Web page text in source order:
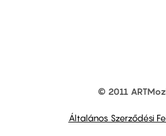
© 2011
Általános Szerződési